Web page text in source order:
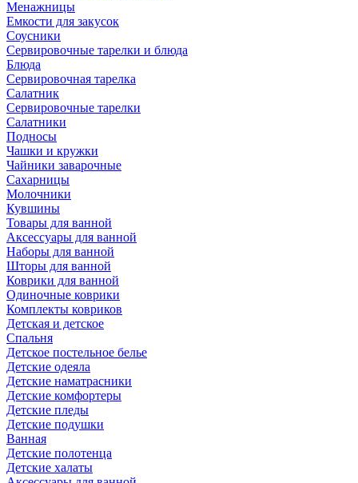
Менажницы
Емкости для закусок
Соусники
Сервировочные тарелки и блюда
Блюда
Сервировочная тарелка
Салатник
Сервировочные тарелки
Салатники
Подносы
Чашки и кружки
Чайники заварочные
Сахарницы
Молочники
Кувшины
Товары для ванной
Аксессуары для ванной
Наборы для ванной
Шторы для ванной
Коврики для ванной
Одиночные коврики
Комплекты ковриков
Детская и детское
Спальня
Детское постельное белье
Детские одеяла
Детские наматрасники
Детские комфортеры
Детские пледы
Детские подушки
Ванная
Детские полотенца
Детские халаты